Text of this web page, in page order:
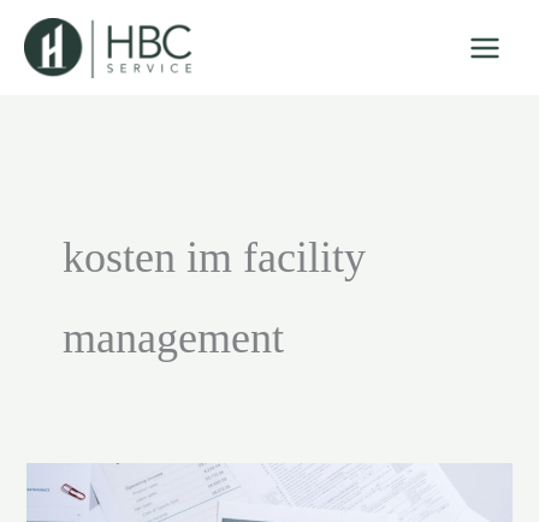
Inhalt
springen
kosten im facility
management
Kosten